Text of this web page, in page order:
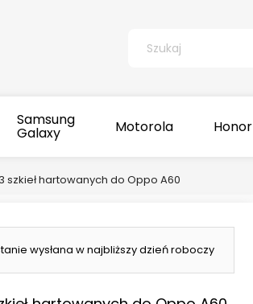
Samsung
Galaxy Motorola Honor
szkieł hartowanych do Oppo A60
wysłana w najbliższy dzień roboczy